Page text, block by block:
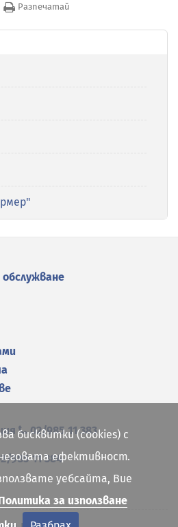
Разпечатай
02/985 11 383
985 11 384
бисквитки (cookies) с
ефективност.
уебсайта, Вие
за използване